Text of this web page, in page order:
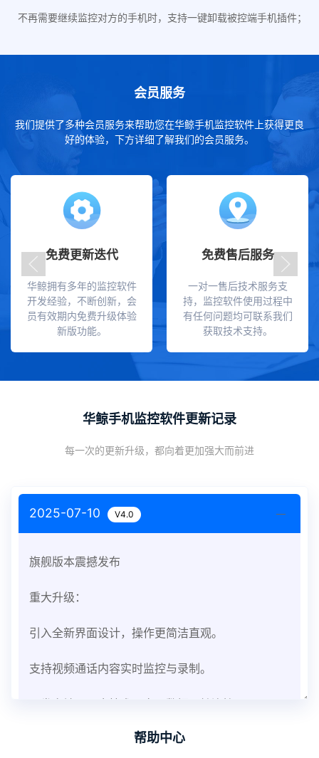
不再需要继续监控对方的手机时，支持一键卸载被控端手机插件；
会员服务
我们提供了多种会员服务来帮助您在华鲸手机监控软件上获得更良
好的体验，下方详细了解我们的会员服务。
免费更新迭代
华鲸拥有多年的监控软件
开发经验，不断创新，会
员有效期内免费升级体验
新版功能。
免费售后服务
一对一售后技术服务支
持，监控软件使用过程中
有任何问题均可联系我们
获取技术支持。
华鲸手机监控软件更新记录
每一次的更新升级，都向着更加强大而前进
2025-07-10 V4.0
旗舰版本震撼发布
重大升级：
引入全新界面设计，操作更简洁直观。
支持视频通话内容实时监控与录制。
增强离线数据缓存及智能上传功能，确保数据完
帮助中心